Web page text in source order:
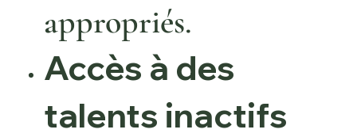
appropriés.
Accès à des
talents inactifs